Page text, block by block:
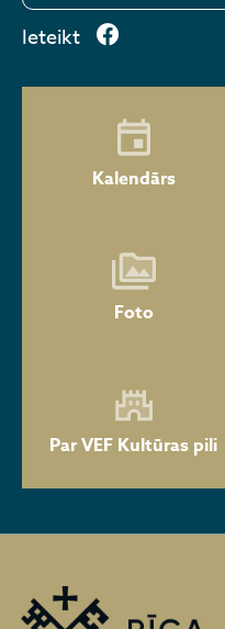
Ieteikt
Kalendārs
Foto
Par VEF Kultūras pili